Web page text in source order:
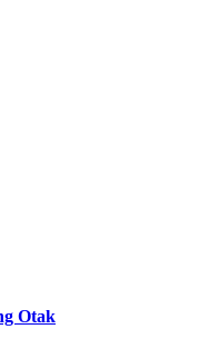
Otak